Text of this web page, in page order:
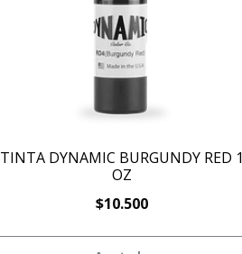
TINTA DYNAMIC BURGUNDY RED 1
OZ
$10.500